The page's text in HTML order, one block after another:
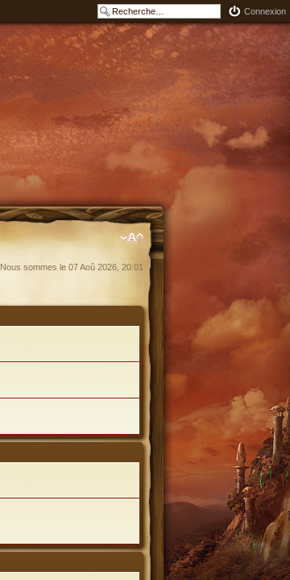
Connexion
Nous sommes le 07 Aoû 2026, 20:01